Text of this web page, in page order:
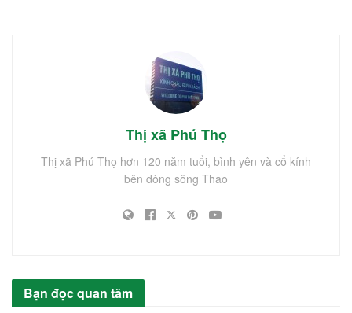
Thị xã Phú Thọ
Thị xã Phú Thọ hơn 120 năm tuổi, bình yên và cổ kính
bên dòng sông Thao
Bạn đọc quan tâm